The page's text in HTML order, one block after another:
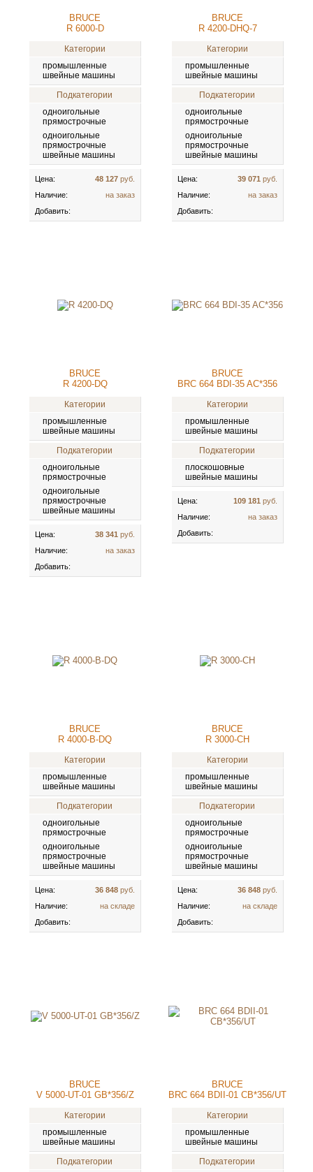
BRUCE
R 6000-D
Категории
промышленные
швейные машины
Подкатегории
одноигольные
прямострочные
одноигольные
прямострочные
швейные машины
Цена: 48 127руб.
Наличие:
на заказ
Добавить:
BRUCE
R 4200-DHQ-7
Категории
промышленные
швейные машины
Подкатегории
одноигольные
прямострочные
одноигольные
прямострочные
швейные машины
Цена: 39 071 руб.
Наличие:
на заказ
Добавить:
BRUCE
R 4200-DQ
Категории
промышленные
швейные машины
Подкатегории
одноигольные
прямострочные
одноигольные
прямострочные
швейные машины
Цена: 38 341 руб.
Наличие:
на заказ
Добавить:
BRUCE
BRC 664 BDI-35 AC*356
Категории
промышленные
швейные машины
Подкатегории
плоскошовные
швейные машины
Цена: 109 181 руб.
Наличие:
на заказ
Добавить:
BRUCE
R 4000-B-DQ
Категории
промышленные
швейные машины
Подкатегории
одноигольные
прямострочные
одноигольные
прямострочные
швейные машины
Цена: 36 848руб.
Наличие:
на складе
Добавить:
BRUCE
R 3000-СH
Категории
промышленные
швейные машины
Подкатегории
одноигольные
прямострочные
одноигольные
прямострочные
швейные машины
Цена: 36 848руб.
Наличие:
на складе
Добавить:
BRUCE
V 5000-UT-01 GB*356/Z
Категории
промышленные
швейные машины
Подкатегории
BRUCE
BRC 664 BDII-01 CB*356/UT
Категории
промышленные
швейные машины
Подкатегории